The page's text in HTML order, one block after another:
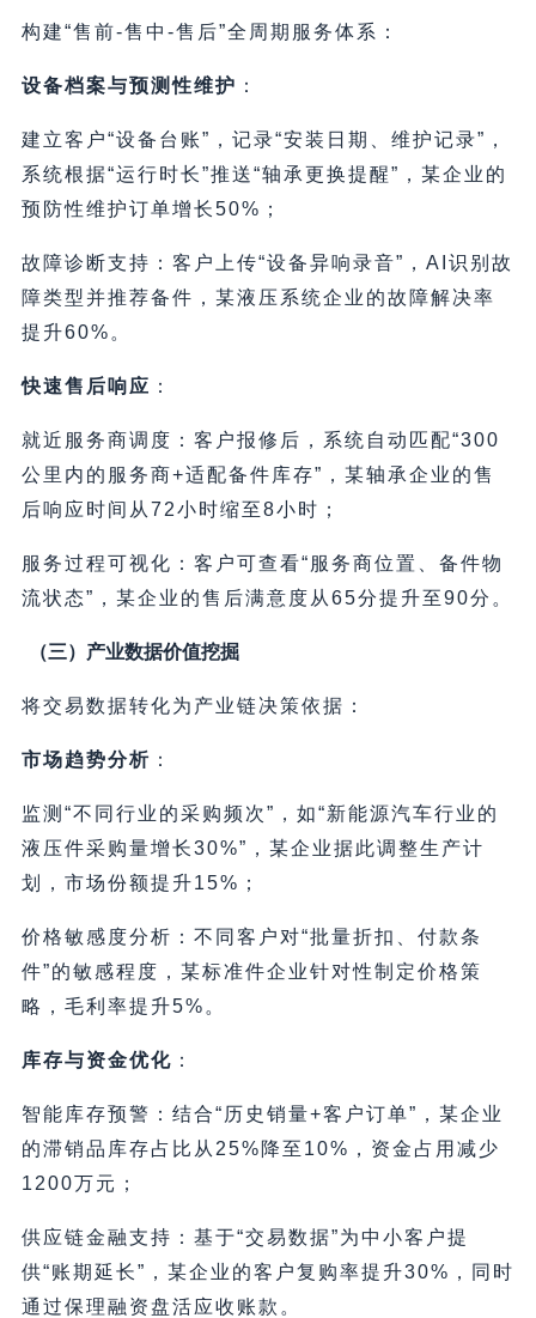
构建“售前-售中-售后”全周期服务体系：
设备档案与预测性维护 ：
建立客户“设备台账”，记录“安装日期、维护记录”，
系统根据“运行时长”推送“轴承更换提醒”，某企业的
预防性维护订单增长50%；
故障诊断支持：客户上传“设备异响录音”，AI识别故
障类型并推荐备件，某液压系统企业的故障解决率
提升60%。
快速售后响应 ：
就近服务商调度：客户报修后，系统自动匹配“300
公里内的服务商+适配备件库存”，某轴承企业的售
后响应时间从72小时缩至8小时；
服务过程可视化：客户可查看“服务商位置、备件物
流状态”，某企业的售后满意度从65分提升至90分。
（三）产业数据价值挖掘
将交易数据转化为产业链决策依据：
市场趋势分析 ：
监测“不同行业的采购频次”，如“新能源汽车行业的
液压件采购量增长30%”，某企业据此调整生产计
划，市场份额提升15%；
价格敏感度分析：不同客户对“批量折扣、付款条
件”的敏感程度，某标准件企业针对性制定价格策
略，毛利率提升5%。
库存与资金优化 ：
智能库存预警：结合“历史销量+客户订单”，某企业
的滞销品库存占比从25%降至10%，资金占用减少
1200万元；
供应链金融支持：基于“交易数据”为中小客户提
供“账期延长”，某企业的客户复购率提升30%，同时
通过保理融资盘活应收账款。